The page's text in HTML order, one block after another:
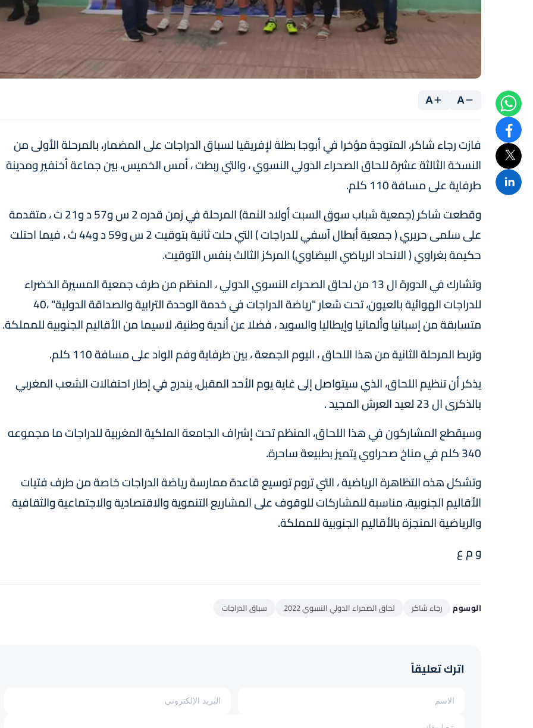
A
A
فازت رجاء شاكر، المتوجة مؤخرا في أبوجا بطلة لإفريقيا لسباق الدراجات على المضمار، بالمرحلة الأولى من
النسخة الثالثة عشرة للحاق الصحراء الدولي النسوي ، والتي ربطت ، أمس الخميس، بين جماعة أخنفير ومدينة
طرفاية على مسافة 110 كلم.
وقطعت شاكر (جمعية شباب سوق السبت أولاد النمة) المرحلة في زمن قدره 2 س و57 د و21 ث ، متقدمة
على سلمى حريري ( جمعية أبطال آسفي للدراجات ) التي حلت ثانية بتوقيت 2 س و59 د و44 ث ، فيما احتلت
حكيمة بغراوي ( الاتحاد الرياضي البيضاوي) المركز الثالث بنفس التوقيت.
وتشارك في الدورة ال 13 من لحاق الصحراء النسوي الدولي ، المنظم من طرف جمعية المسيرة الخضراء
للدراجات الهوائية بالعيون، تحت شعار "رياضة الدراجات في خدمة الوحدة الترابية والصداقة الدولية" ،40
متسابقة من إسبانيا وألمانيا وإيطاليا والسويد ، فضلا عن أندية وطنية، لاسيما من الأقاليم الجنوبية للمملكة.
وتربط المرحلة الثانية من هذا اللحاق ، اليوم الجمعة ، بين طرفاية وفم الواد على مسافة 110 كلم.
يذكر أن تنظيم اللحاق، الذي سيتواصل إلى غاية يوم الأحد المقبل، يندرج في إطار احتفالات الشعب المغربي
بالذكرى ال 23 لعيد العرش المجيد .
وسيقطع المشاركون في هذا اللحاق، المنظم تحت إشراف الجامعة الملكية المغربية للدراجات ما مجموعه
340 كلم في مناخ صحراوي يتميز بطبيعة ساحرة.
وتشكل هذه التظاهرة الرياضية ، التي تروم توسيع قاعدة ممارسة رياضة الدراجات خاصة من طرف فتيات
الأقاليم الجنوبية، مناسبة للمشاركات للوقوف على المشاريع التنموية والاقتصادية والاجتماعية والثقافية
والرياضية المنجزة بالأقاليم الجنوبية للمملكة.
و م ع
الوسوم رجاء شاكر لحاق الصحراء الدولي النسوي 2022 سباق الدراجات
اترك تعليقاً